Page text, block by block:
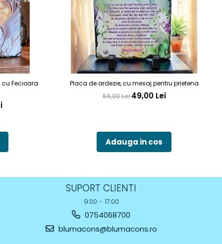
Fecioara
Placa de ardezie, cu mesaj pentru prietena
59,00 Lei49,00 Lei
Adauga in cos
SUPORT CLIENTI
9:00 - 17:00
0754068700
blumacons@blumacons.ro